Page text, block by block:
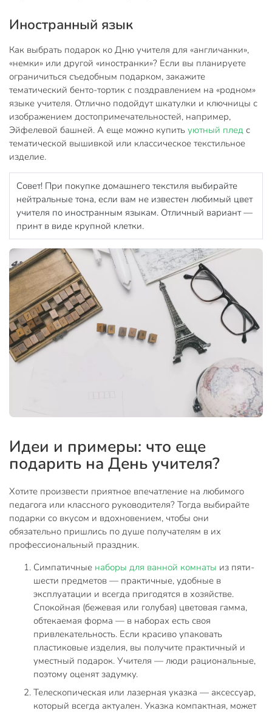
Иностранный язык
Как выбрать подарок ко Дню учителя для «англичанки»,
«немки» или другой «иностранки»? Если вы планируете
ограничиться съедобным подарком, закажите
тематический бенто-тортик с поздравлением на «родном»
языке учителя. Отлично подойдут шкатулки и ключницы с
изображением достопримечательностей, например,
Эйфелевой башней. А еще можно купить уютный плед с
тематической вышивкой или классическое текстильное
изделие.
Совет! При покупке домашнего текстиля выбирайте
нейтральные тона, если вам не известен любимый цвет
учителя по иностранным языкам. Отличный вариант —
принт в виде крупной клетки.
Идеи и примеры: что еще
подарить на День учителя?
Хотите произвести приятное впечатление на любимого
педагога или классного руководителя? Тогда выбирайте
подарки со вкусом и вдохновением, чтобы они
обязательно пришлись по душе получателям в их
профессиональный праздник.
Симпатичные наборы для ванной комнаты из пяти-
шести предметов — практичные, удобные в
эксплуатации и всегда пригодятся в хозяйстве.
Спокойная (бежевая или голубая) цветовая гамма,
обтекаемая форма — в наборах есть своя
привлекательность. Если красиво упаковать
пластиковые изделия, вы получите практичный и
уместный подарок. Учителя — люди рациональные,
поэтому оценят задумку.
Телескопическая или лазерная указка — аксессуар,
который всегда актуален. Указка компактная, может